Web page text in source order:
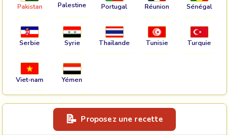
Pakistan Palestine Portugal Réunion Sénégal
Serbie Syrie Thaïlande Tunisie Turquie
Viet-nam Yémen
Proposez une recette